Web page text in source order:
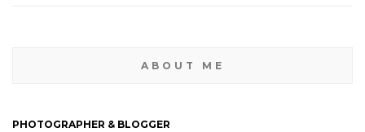
ABOUT ME
PHOTOGRAPHER & BLOGGER